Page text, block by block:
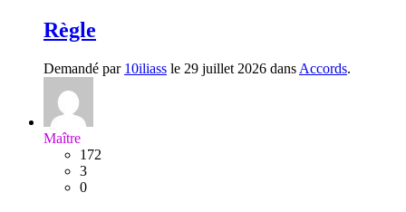
Règle
Demandé par 10iliass le 29 juillet 2026 dans Accords.
Maître
172
3
0